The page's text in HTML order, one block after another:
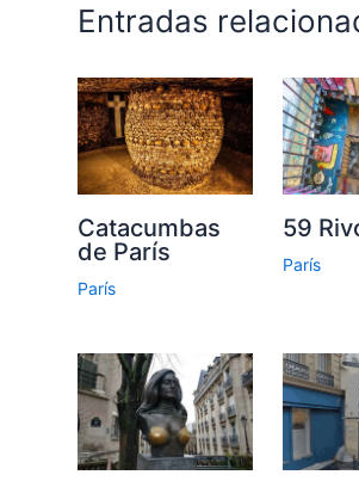
Entradas
Catacumbas
de París
París
59
París